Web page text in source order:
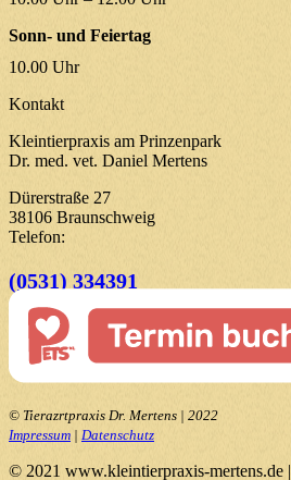
Sonn- und Feiertag
10.00 Uhr
Kontakt
Kleintierpraxis am Prinzenpark
Dr. med. vet. Daniel Mertens
Dürerstraße 27
38106 Braunschweig
Telefon:
(0531) 334391
© Tierazrtpraxis Dr. Mertens | 2022
Impressum | Datenschutz
© 2021 www.kleintierpraxis-mertens.de |